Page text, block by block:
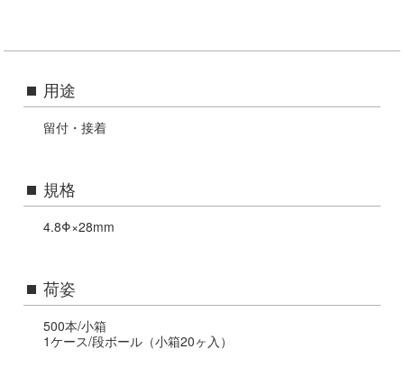
用途
留付・接着
規格
4.8Φ×28mm
荷姿
500本/小箱
1ケース/段ボール（小箱20ヶ入）